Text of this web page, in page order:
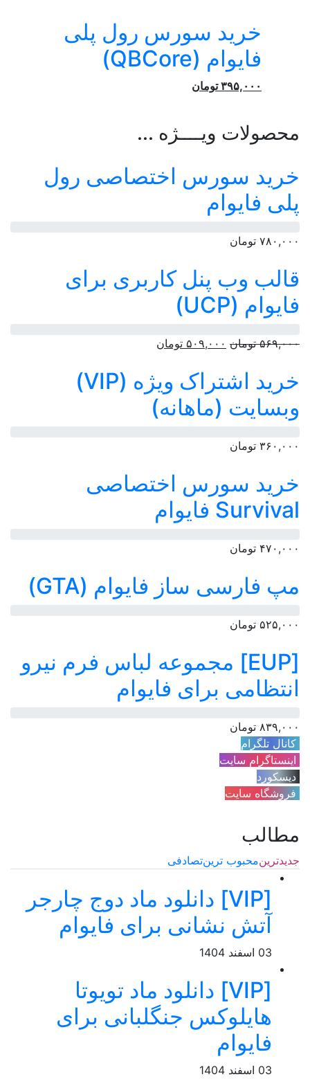
خرید سورس رول پلی
فایوام (QBCore)
۳۹۵,۰۰۰ تومان
محصولات ویــــژه ...
خرید سورس اختصاصی رول
پلی فایوام
۷۸۰,۰۰۰ تومان
قالب وب پنل کاربری برای
فایوام (UCP)
۵۶۹,۰۰۰ تومان قیمت
بود.
۵۰۹,۰۰۰ تومان
۵۰۹,۰۰۰ تومان.
خرید اشتراک ویژه (VIP)
وبسایت (ماهانه)
۳۶۰,۰۰۰ تومان
خرید سورس اختصاصی
Survival فایوام
۴۷۰,۰۰۰ تومان
مپ فارسی ساز فایوام (GTA)
۵۲۵,۰۰۰ تومان
[EUP] مجموعه لباس فرم نیرو
انتظامی برای فایوام
۸۳۹,۰۰۰ تومان
کانال تلگرام
اینستاگرام سایت
دیسکورد
فروشگاه سایت
مطالب
جدیدترینمحبوب ترینتصادفی
[VIP] دانلود ماد دوج چارجر
آتش نشانی برای فایوام
03 اسفند 1404
[VIP] دانلود ماد تویوتا
هایلوکس جنگلبانی برای
فایوام
03 اسفند 1404